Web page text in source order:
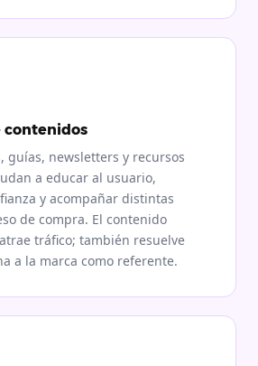
contenidos
guías, newsletters y recursos
a educar al usuario,
y acompañar distintas
de compra. El contenido
tráfico; también resuelve
a la marca como referente.